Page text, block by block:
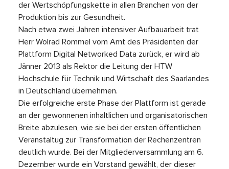
der Wertschöpfungskette in allen Branchen von der
Produktion bis zur Gesundheit.
Nach etwa zwei Jahren intensiver Aufbauarbeit trat
Herr Wolrad Rommel vom Amt des Präsidenten der
Plattform Digital Networked Data zurück, er wird ab
Jänner 2013 als Rektor die Leitung der HTW
Hochschule für Technik und Wirtschaft des Saarlandes
in Deutschland übernehmen.
Die erfolgreiche erste Phase der Plattform ist gerade
an der gewonnenen inhaltlichen und organisatorischen
Breite abzulesen, wie sie bei der ersten öffentlichen
Veranstaltug zur Transformation der Rechenzentren
deutlich wurde. Bei der Mitgliederversammlung am 6.
Dezember wurde ein Vorstand gewählt, der dieser